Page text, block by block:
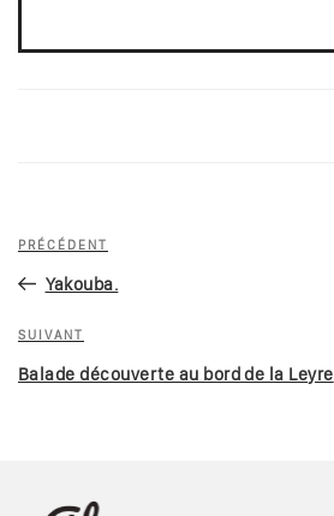
Navigation
l’article
Article
précédent
PRÉCÉDENT
Yakouba.
Article
suivant
SUIVANT
Balade découverte au bord de la Leyre